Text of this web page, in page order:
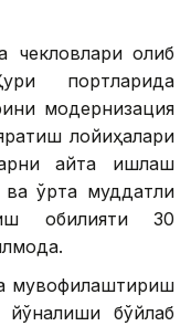
чекловлари олиб
портларида
модернизация
лойиҳалари
қайта ишлаш
ва ўрта муддатли
қобилияти 30
мувофиқлаштириш
йўналиши бўйлаб